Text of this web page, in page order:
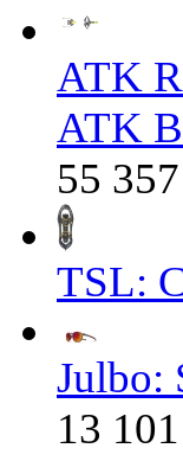
ATK
ATK
55
TSL:
Julbo:
13